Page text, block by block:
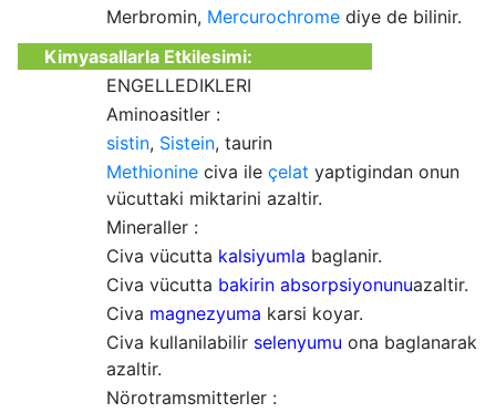
Merbromin, Mercurochrome diye de bilinir.
Kimyasallarla Etkilesimi:
ENGELLEDIKLERI
Aminoasitler :
sistin, Sistein, taurin
Methionine civa ile çelat yaptigindan onun
vücuttaki miktarini azaltir.
Mineraller :
Civa vücutta kalsiyumla baglanir.
Civa vücutta bakirin absorpsiyonunuazaltir.
Civa magnezyuma karsi koyar.
Civa kullanilabilir selenyumu ona baglanarak
azaltir.
Nörotramsmitterler :